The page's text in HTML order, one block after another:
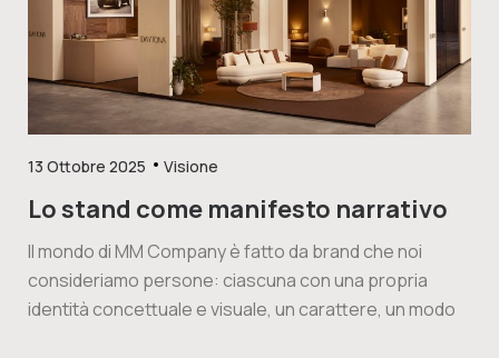
13 Ottobre 2025 Visione
Lo stand come manifesto narrativo
Il mondo di MM Company è fatto da brand che noi
consideriamo persone: ciascuna con una propria
identità concettuale e visuale, un carattere, un modo